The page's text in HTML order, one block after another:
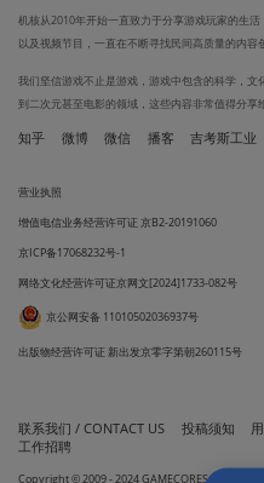
机核从2010年开始一直致力于分享游戏玩家的生
以及视频节目，一直在不断寻找民间高质量的内容
我们坚信游戏不止是游戏，游戏中包含的科学，
到二次元甚至电影的领域，这些内容非常值得分享
知乎 微博 微信 播客 吉考斯工业
营业执照
增值电信业务经营许可证 京B2-20191060
京ICP备17068232号-1
网络文化经营许可证京网文[2024]1733-082号
京公网安备 11010502036937号
出版物经营许可证 新出发京零字第朝260115号
联系我们 / CONTACT US 投稿须知
工作招聘
Copyright © 2009 - 2024 GAMECORES. All Rights